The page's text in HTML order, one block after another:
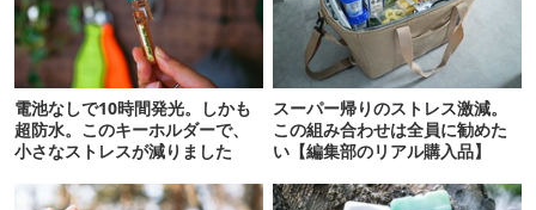
電池なしで10時間発光。しかも
超防水。このキーホルダーで、
小さなストレスが減りました
スーパー帰りのストレス激減。
この組み合わせは全員に勧めた
い【編集部のリアル購入品】